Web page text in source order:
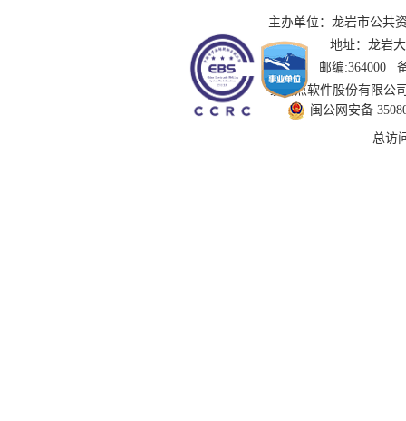
主办单位：龙岩市公共
地址：龙岩
邮编:364000
技术支持：国泰新点软件股份有限
闽公网安备
总访